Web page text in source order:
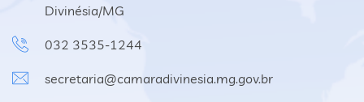
Divinésia/MG
032 3535-1244
secretaria@camaradivinesia.mg.gov.br